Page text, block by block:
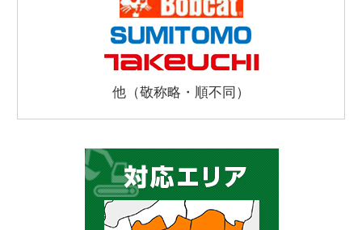
他（敬称略・順不同）